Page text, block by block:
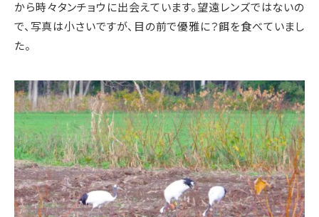
から時々タンチョウに出会えています。望遠レンズではないの
で、写真は小さいですが、目の前で優雅に？餌を食べていまし
た。